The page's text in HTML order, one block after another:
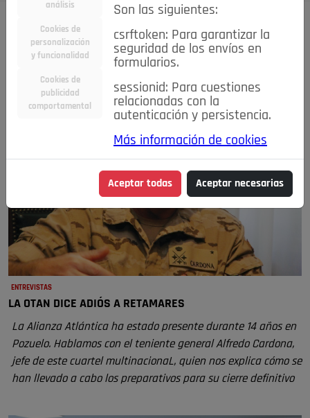
Magazine
DESTACADA
ENTREVISTAS
LA OTAN DICE ADIÓS A RETAMARES
La Alianza Atlántica ha estado presente durante 14 años en
Pozuelo. Hablamos con el teniente general Alfredo Cardona,
jefe de este cuartel multinacionaL, quien nos explica cómo se
han llevado a cabo los preparativos para su cierre definitivo
análisis
Cookies de
personalización
y funcionalidad
Cookies de
publicidad
comportamental
Son las siguientes:
csrftoken: Para garantizar la
seguridad de los envíos en
formularios.
sessionid: Para cuestiones
relacionadas con la
autenticación y persistencia.
Más información de cookies
Aceptar todas Aceptar necesarias